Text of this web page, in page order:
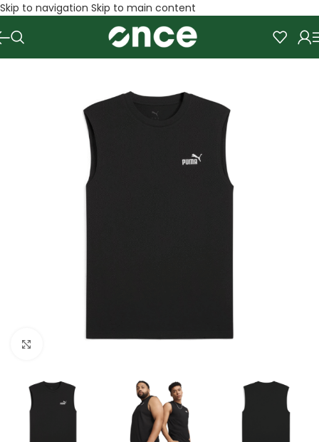
Skip to navigation Skip to main content